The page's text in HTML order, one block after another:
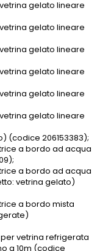
gelato lineare
gelato lineare
gelato lineare
gelato lineare
vetrina gelato lineare
vetrina gelato lineare
(codice 206153383);
a bordo ad acqua
a bordo ad acqua
vetrina gelato)
a bordo mista
vetrina refrigerata
a 10m (codice